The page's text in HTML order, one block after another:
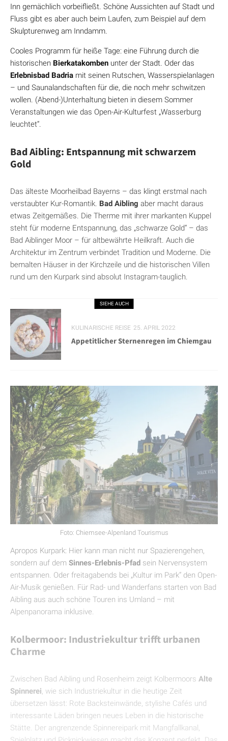
Inn gemächlich vorbeifließt. Schöne Aussichten auf Stadt und
Fluss gibt es aber auch beim Laufen, zum Beispiel auf dem
Skulpturenweg am Inndamm.
Cooles Programm für heiße Tage: eine Führung durch die
historischen Bierkatakomben unter der Stadt. Oder das
Erlebnisbad Badria mit seinen Rutschen, Wasserspielanlagen
– und Saunalandschaften für die, die noch mehr schwitzen
wollen. (Abend-)Unterhaltung bieten in diesem Sommer
Veranstaltungen wie das Open-Air-Kulturfest „Wasserburg
leuchtet“.
Bad Aibling: Entspannung mit schwarzem
Gold
Das älteste Moorheilbad Bayerns – das klingt erstmal nach
verstaubter Kur-Romantik. Bad Aibling aber macht daraus
etwas Zeitgemäßes. Die Therme mit ihrer markanten Kuppel
steht für moderne Entspannung, das „schwarze Gold“ – das
Bad Aiblinger Moor – für altbewährte Heilkraft. Auch die
Architektur im Zentrum verbindet Tradition und Moderne. Die
bemalten Häuser in der Kirchzeile und die historischen Villen
rund um den Kurpark sind absolut Instagram-tauglich.
SIEHE AUCH
KULINARISCHE REISE 25. APRIL 2022
Appetitlicher Sternenregen im Chiemgau
Foto: Chiemsee-Alpenland Tourismus
Apropos Kurpark: Hier kann man nicht nur Spazierengehen,
sondern auf dem Sinnes-Erlebnis-Pfad sein Nervensystem
entspannen. Oder freitagabends bei „Kultur im Park“ den Open-
Air-Musik genießen. Für Rad- und Wanderfans starten von Bad
Aibling aus auch schöne Touren ins Umland – mit
Alpenpanorama inklusive.
Kolbermoor: Industriekultur trifft urbanen
Charme
Zwischen Bad Aibling und Rosenheim zeigt Kolbermoors Alte
Spinnerei, wie sich Industriekultur in die heutige Zeit
übersetzen lässt: Rote Backsteinwände, stylishe Cafés und
interessante Läden bringen neues Leben in die historische
Stätte. Der angrenzende Spinnereipark mit Mangfallkanal,